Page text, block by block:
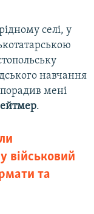
селі, у
навчання
мені
.
військовий
та